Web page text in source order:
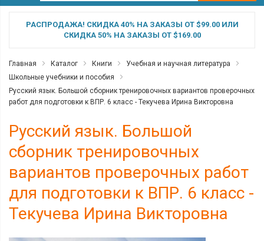
РАСПРОДАЖА! СКИДКА 40% НА ЗАКАЗЫ ОТ $99.00 ИЛИ
СКИДКА 50% НА ЗАКАЗЫ ОТ $169.00
Главная Каталог Книги
Учебная и научная литература
Школьные учебники и пособия
Русский язык. Большой сборник тренировочных вариантов проверочных
работ для подготовки к ВПР. 6 класс - Текучева Ирина Викторовна
Русский язык. Большой
сборник тренировочных
вариантов проверочных работ
для подготовки к ВПР. 6 класс -
Текучева Ирина Викторовна